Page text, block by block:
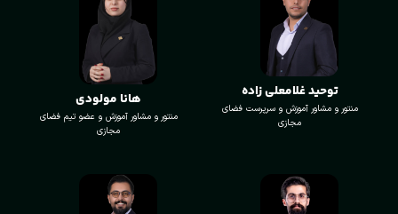
توحید غلامعلی زاده
منتور و مشاور آموزش و سرپرست فضای
مجازی
هانا مولودی
منتور و مشاور آموزش و عضو تیم فضای
مجازی